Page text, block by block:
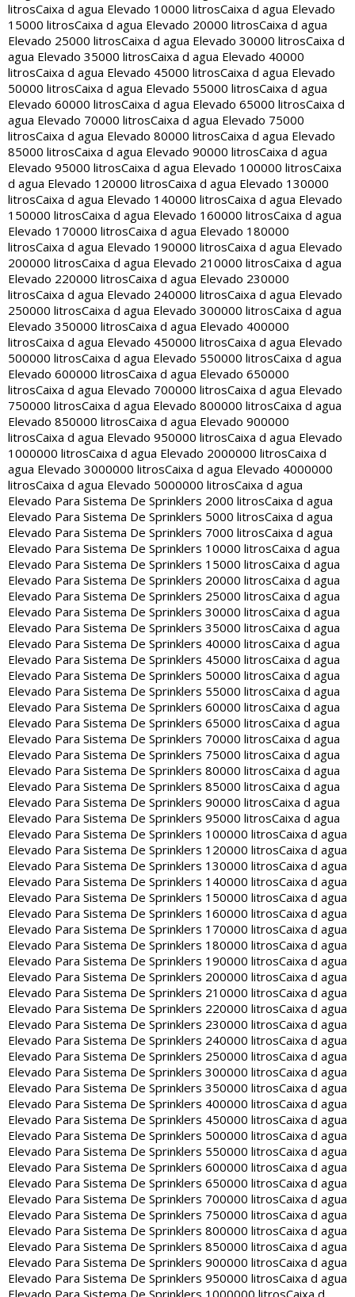
litrosCaixa d agua Elevado 10000 litrosCaixa d agua Elevado
15000 litrosCaixa d agua Elevado 20000 litrosCaixa d agua
Elevado 25000 litrosCaixa d agua Elevado 30000 litrosCaixa d
agua Elevado 35000 litrosCaixa d agua Elevado 40000
litrosCaixa d agua Elevado 45000 litrosCaixa d agua Elevado
50000 litrosCaixa d agua Elevado 55000 litrosCaixa d agua
Elevado 60000 litrosCaixa d agua Elevado 65000 litrosCaixa d
agua Elevado 70000 litrosCaixa d agua Elevado 75000
litrosCaixa d agua Elevado 80000 litrosCaixa d agua Elevado
85000 litrosCaixa d agua Elevado 90000 litrosCaixa d agua
Elevado 95000 litrosCaixa d agua Elevado 100000 litrosCaixa
d agua Elevado 120000 litrosCaixa d agua Elevado 130000
litrosCaixa d agua Elevado 140000 litrosCaixa d agua Elevado
150000 litrosCaixa d agua Elevado 160000 litrosCaixa d agua
Elevado 170000 litrosCaixa d agua Elevado 180000
litrosCaixa d agua Elevado 190000 litrosCaixa d agua Elevado
200000 litrosCaixa d agua Elevado 210000 litrosCaixa d agua
Elevado 220000 litrosCaixa d agua Elevado 230000
litrosCaixa d agua Elevado 240000 litrosCaixa d agua Elevado
250000 litrosCaixa d agua Elevado 300000 litrosCaixa d agua
Elevado 350000 litrosCaixa d agua Elevado 400000
litrosCaixa d agua Elevado 450000 litrosCaixa d agua Elevado
500000 litrosCaixa d agua Elevado 550000 litrosCaixa d agua
Elevado 600000 litrosCaixa d agua Elevado 650000
litrosCaixa d agua Elevado 700000 litrosCaixa d agua Elevado
750000 litrosCaixa d agua Elevado 800000 litrosCaixa d agua
Elevado 850000 litrosCaixa d agua Elevado 900000
litrosCaixa d agua Elevado 950000 litrosCaixa d agua Elevado
1000000 litrosCaixa d agua Elevado 2000000 litrosCaixa d
agua Elevado 3000000 litrosCaixa d agua Elevado 4000000
litrosCaixa d agua Elevado 5000000 litrosCaixa d agua
Elevado Para Sistema De Sprinklers 2000 litrosCaixa d agua
Elevado Para Sistema De Sprinklers 5000 litrosCaixa d agua
Elevado Para Sistema De Sprinklers 7000 litrosCaixa d agua
Elevado Para Sistema De Sprinklers 10000 litrosCaixa d agua
Elevado Para Sistema De Sprinklers 15000 litrosCaixa d agua
Elevado Para Sistema De Sprinklers 20000 litrosCaixa d agua
Elevado Para Sistema De Sprinklers 25000 litrosCaixa d agua
Elevado Para Sistema De Sprinklers 30000 litrosCaixa d agua
Elevado Para Sistema De Sprinklers 35000 litrosCaixa d agua
Elevado Para Sistema De Sprinklers 40000 litrosCaixa d agua
Elevado Para Sistema De Sprinklers 45000 litrosCaixa d agua
Elevado Para Sistema De Sprinklers 50000 litrosCaixa d agua
Elevado Para Sistema De Sprinklers 55000 litrosCaixa d agua
Elevado Para Sistema De Sprinklers 60000 litrosCaixa d agua
Elevado Para Sistema De Sprinklers 65000 litrosCaixa d agua
Elevado Para Sistema De Sprinklers 70000 litrosCaixa d agua
Elevado Para Sistema De Sprinklers 75000 litrosCaixa d agua
Elevado Para Sistema De Sprinklers 80000 litrosCaixa d agua
Elevado Para Sistema De Sprinklers 85000 litrosCaixa d agua
Elevado Para Sistema De Sprinklers 90000 litrosCaixa d agua
Elevado Para Sistema De Sprinklers 95000 litrosCaixa d agua
Elevado Para Sistema De Sprinklers 100000 litrosCaixa d agua
Elevado Para Sistema De Sprinklers 120000 litrosCaixa d agua
Elevado Para Sistema De Sprinklers 130000 litrosCaixa d agua
Elevado Para Sistema De Sprinklers 140000 litrosCaixa d agua
Elevado Para Sistema De Sprinklers 150000 litrosCaixa d agua
Elevado Para Sistema De Sprinklers 160000 litrosCaixa d agua
Elevado Para Sistema De Sprinklers 170000 litrosCaixa d agua
Elevado Para Sistema De Sprinklers 180000 litrosCaixa d agua
Elevado Para Sistema De Sprinklers 190000 litrosCaixa d agua
Elevado Para Sistema De Sprinklers 200000 litrosCaixa d agua
Elevado Para Sistema De Sprinklers 210000 litrosCaixa d agua
Elevado Para Sistema De Sprinklers 220000 litrosCaixa d agua
Elevado Para Sistema De Sprinklers 230000 litrosCaixa d agua
Elevado Para Sistema De Sprinklers 240000 litrosCaixa d agua
Elevado Para Sistema De Sprinklers 250000 litrosCaixa d agua
Elevado Para Sistema De Sprinklers 300000 litrosCaixa d agua
Elevado Para Sistema De Sprinklers 350000 litrosCaixa d agua
Elevado Para Sistema De Sprinklers 400000 litrosCaixa d agua
Elevado Para Sistema De Sprinklers 450000 litrosCaixa d agua
Elevado Para Sistema De Sprinklers 500000 litrosCaixa d agua
Elevado Para Sistema De Sprinklers 550000 litrosCaixa d agua
Elevado Para Sistema De Sprinklers 600000 litrosCaixa d agua
Elevado Para Sistema De Sprinklers 650000 litrosCaixa d agua
Elevado Para Sistema De Sprinklers 700000 litrosCaixa d agua
Elevado Para Sistema De Sprinklers 750000 litrosCaixa d agua
Elevado Para Sistema De Sprinklers 800000 litrosCaixa d agua
Elevado Para Sistema De Sprinklers 850000 litrosCaixa d agua
Elevado Para Sistema De Sprinklers 900000 litrosCaixa d agua
Elevado Para Sistema De Sprinklers 950000 litrosCaixa d agua